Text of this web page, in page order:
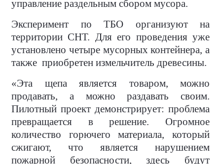
управление раздельным сбором мусора.
Эксперимент по ТБО организуют на
территории СНТ. Для его проведения уже
установлено четыре мусорных контейнера, а
также приобретен измельчитель древесины.
«Эта щепа является товаром, можно
продавать, а можно раздавать своим.
Пилотный проект демонстрирует: проблема
превращается в решение. Огромное
количество горючего материала, который
сжигают, что является нарушением
пожарной безопасности, здесь будут